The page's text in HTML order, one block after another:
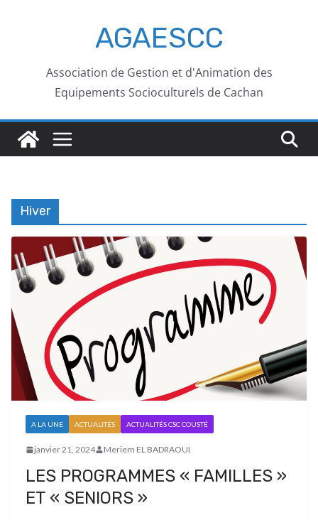
AGAESCC
Association de Gestion et d'Animation des
Equipements Socioculturels de Cachan
Hiver
A LA UNE ACTUALITÉS ACTUALITÉS CSC COUSTÉ
janvier 21, 2024 Meriem EL BADRAOUI
LES PROGRAMMES « FAMILLES »
ET « SENIORS »